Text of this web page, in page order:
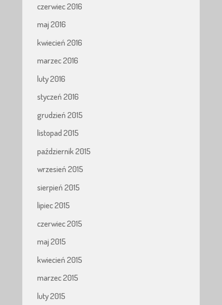
czerwiec 2016
maj 2016
kwiecień 2016
marzec 2016
luty 2016
styczeń 2016
grudzień 2015
listopad 2015
październik 2015
wrzesień 2015
sierpień 2015
lipiec 2015
czerwiec 2015
maj 2015
kwiecień 2015
marzec 2015
luty 2015